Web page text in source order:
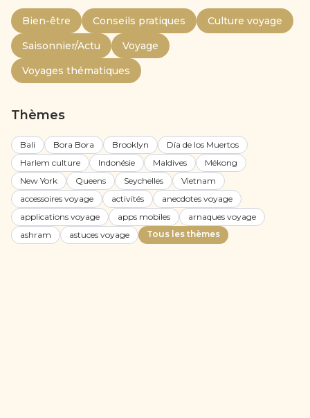
Bien-être Conseils pratiques
Culture voyage
Saisonnier/Actu
Voyage
Voyages thématiques
Thèmes
Bali Bora Bora Brooklyn
Día de los Muertos
Harlem culture
Indonésie Maldives
Mékong
New York
Queens Seychelles
Vietnam
accessoires voyage
activités
anecdotes voyage
applications voyage
apps mobiles
arnaques voyage
ashram
astuces voyage Tous les thèmes